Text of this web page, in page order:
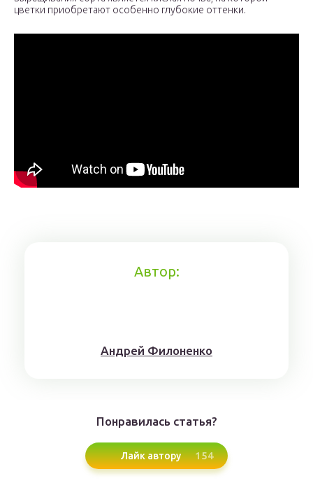
цветки приобретают особенно глубокие оттенки.
Автор:
Aндрeй Филoнeнкo
Понравилась статья?
Лайк автору 154